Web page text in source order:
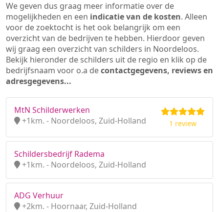
We geven dus graag meer informatie over de
mogelijkheden en een indicatie van de kosten. Alleen
voor de zoektocht is het ook belangrijk om een
overzicht van de bedrijven te hebben. Hierdoor geven
wij graag een overzicht van schilders in Noordeloos.
Bekijk hieronder de schilders uit de regio en klik op de
bedrijfsnaam voor o.a decontactgegevens, reviews en
adresgegevens...
MtN Schilderwerken
+1km. - Noordeloos, Zuid-Holland
1 review
Schildersbedrijf Radema
+1km. - Noordeloos, Zuid-Holland
ADG Verhuur
+2km. - Hoornaar, Zuid-Holland